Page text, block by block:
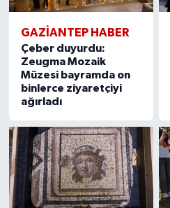
GAZIANTEP HABER
Çeber duyurdu:
Zeugma Mozaik
Müzesi bayramda on
binlerce ziyaretçiyi
ağırladı